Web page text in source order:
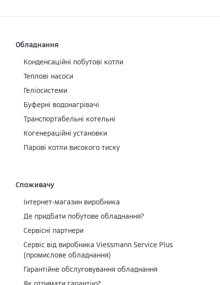
Обладнання
Конденсаційні побутові котли
Теплові насоси
Геліосистеми
Буферні водонагрівачі
Транспортабельні котельні
Когенераційні установки
Парові котли високого тиску
Споживачу
Інтернет-магазин виробника
Де придбати побутове обладнання?
Сервісні партнери
Cервіс від виробника Viessmann Service Plus
(промислове обладнання)
Гарантійне обслуговування обладнання